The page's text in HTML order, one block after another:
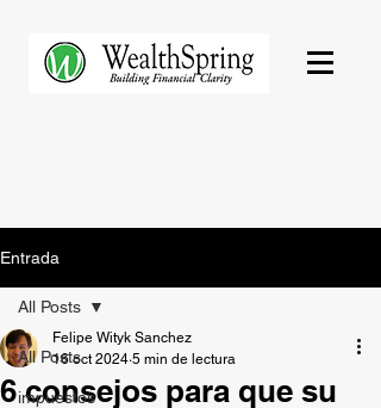
Entrada
All Posts
impuestos
All Posts
6 consejos para que su
Felipe Wityk Sanchez
16 oct 2024 5 min de lectura